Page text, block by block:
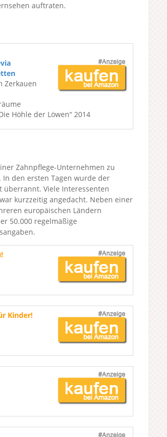
auftraten.
Zerkauen
Höhle der Löwen“ 2014
Zahnpflege-Unternehmen zu
den ersten Tagen wurde der
Viele Interessenten
war kurzzeitig angedacht. Neben einer
europäischen Ländern
50.000 regelmäßige
Kinder!